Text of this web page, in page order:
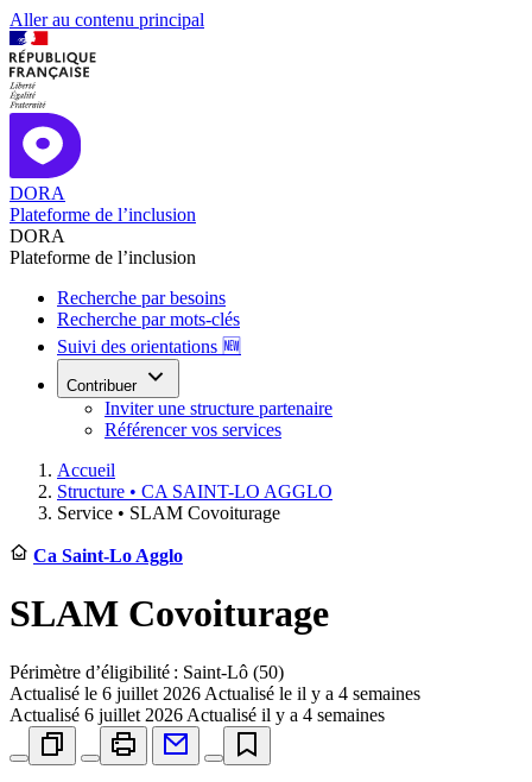
Aller au contenu principal
DORA
Plateforme de l’inclusion
DORA
Plateforme de l’inclusion
Recherche par besoins
Recherche par mots-clés
Suivi des orientations 🆕
Contribuer
Inviter une structure partenaire
Référencer vos services
Accueil
Structure • CA SAINT-LO AGGLO
Service • SLAM Covoiturage
Ca Saint-Lo Agglo
SLAM Covoiturage
Périmètre d’éligibilité : Saint-Lô (50)
Actualisé le 6 juillet 2026 Actualisé le il y a 4 semaines
Actualisé 6 juillet 2026 Actualisé il y a 4 semaines